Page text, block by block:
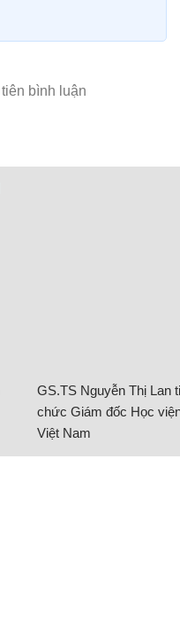
GS.TS Nguyễn Thị Lan
chức Giám đốc Học
Việt Nam